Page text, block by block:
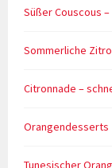
Süßer Couscous
Sommerliche
Citronnade –
Orangendesserts
Tunesischer